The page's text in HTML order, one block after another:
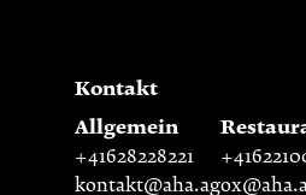
Kontakt
Allgemein
+41628228221
kontakt@aha.ag